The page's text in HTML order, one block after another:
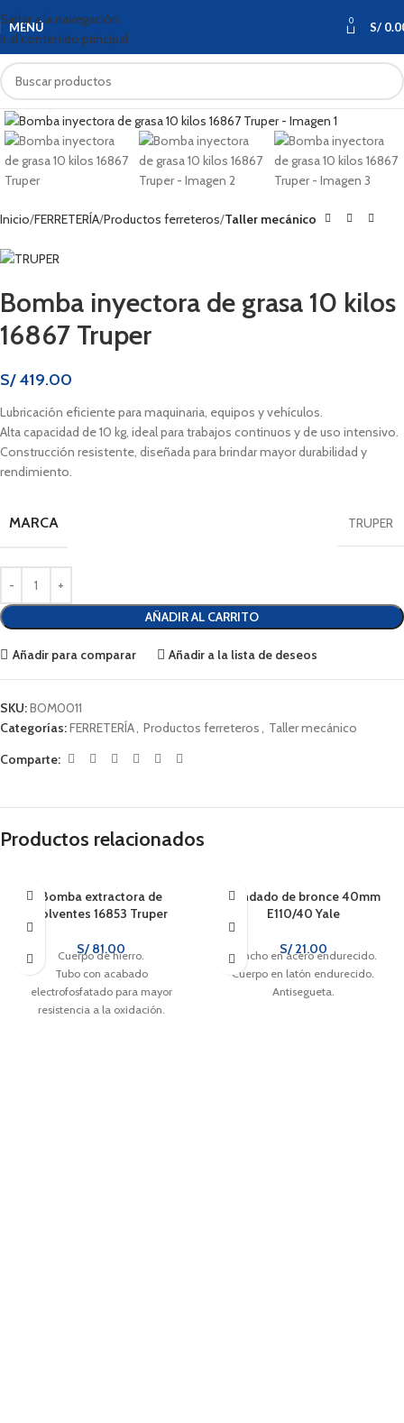
Saltar a la navegación
Ir al contenido principal
MENÚ 0 S/
Haga clic para ampliar
Inicio FERRETERÍA Productos ferreteros Taller mecánico
Bomba inyectora de grasa 10 kilos
16867 Truper
S/419.00
Lubricación eficiente para maquinaria, equipos y vehículos.
Alta capacidad de 10 kg, ideal para trabajos continuos y de uso intensivo.
Construcción resistente, diseñada para brindar mayor durabilidad y
rendimiento.
MARCA TRUPER
AÑADIR AL CARRITO
Añadir para comparar Añadir a la lista de deseos
SKU:BOM0011
Categorías:FERRETERÍA, Productos ferreteros, Taller mecánico
Comparte:
Productos relacionados
Bomba extractora de
solventes 16853 Truper
S/ 81.00
Cuerpo de hierro.
Tubo con acabado
electrofosfatado para mayor
resistencia a la oxidación.
Candado de bronce 40mm
E110/40 Yale
S/21.00
Gancho en acero endurecido.
Cuerpo en latón endurecido.
Antisegueta.